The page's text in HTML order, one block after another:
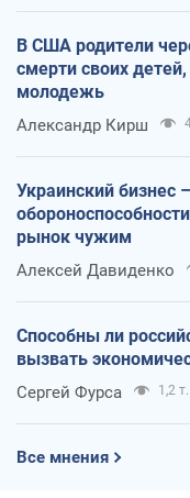
В США родители
смерти своих
молодежь
Александр Кирш
Украинский бизнес
рынок чужим
Алексей Давиденко
Способны ли
вызвать
Сергей Фурса 1,2 т.
Все мнения